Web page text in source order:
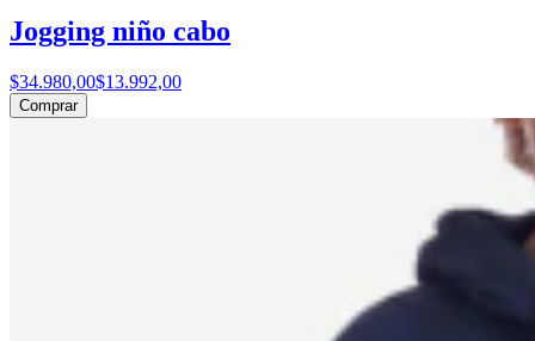
Jogging niño cabo
$34.980,00$13.992,00
Comprar